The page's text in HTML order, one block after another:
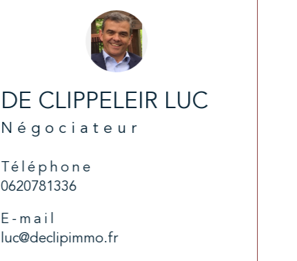
DE CLIPPELEIR LUC
Négociateur
Téléphone
0620781336
E-mail
luc@declipimmo.fr